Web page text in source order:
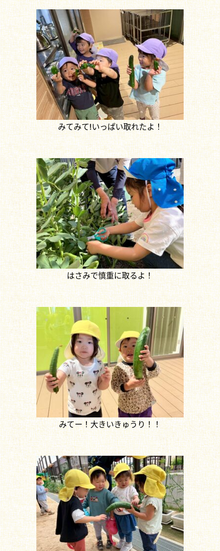
みてみて!いっぱい取れたよ！
はさみで慎重に取るよ！
みてー！大きいきゅうり！！